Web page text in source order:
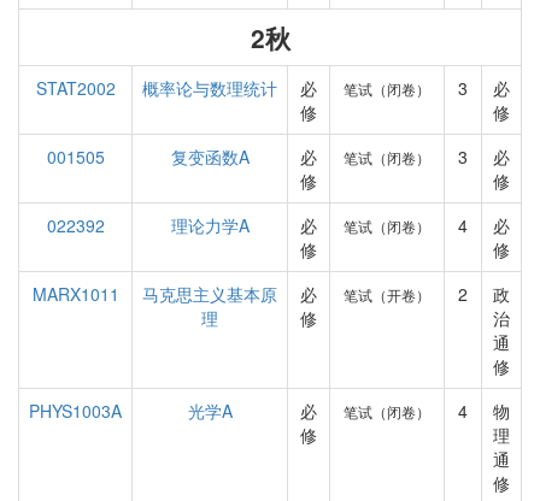
2秋
STAT2002 概率论与数理统计
必
修
笔试（闭卷） 3
必
修
001505
复变函数A
必
修
笔试（闭卷） 3
必
修
022392
理论力学A
必
修
笔试（闭卷） 4
必
修
MARX1011
马克思主义基本原
理
必
修
笔试（开卷） 2
政
治
通
修
PHYS1003A
光学A
必
修
笔试（闭卷） 4
物
理
通
修